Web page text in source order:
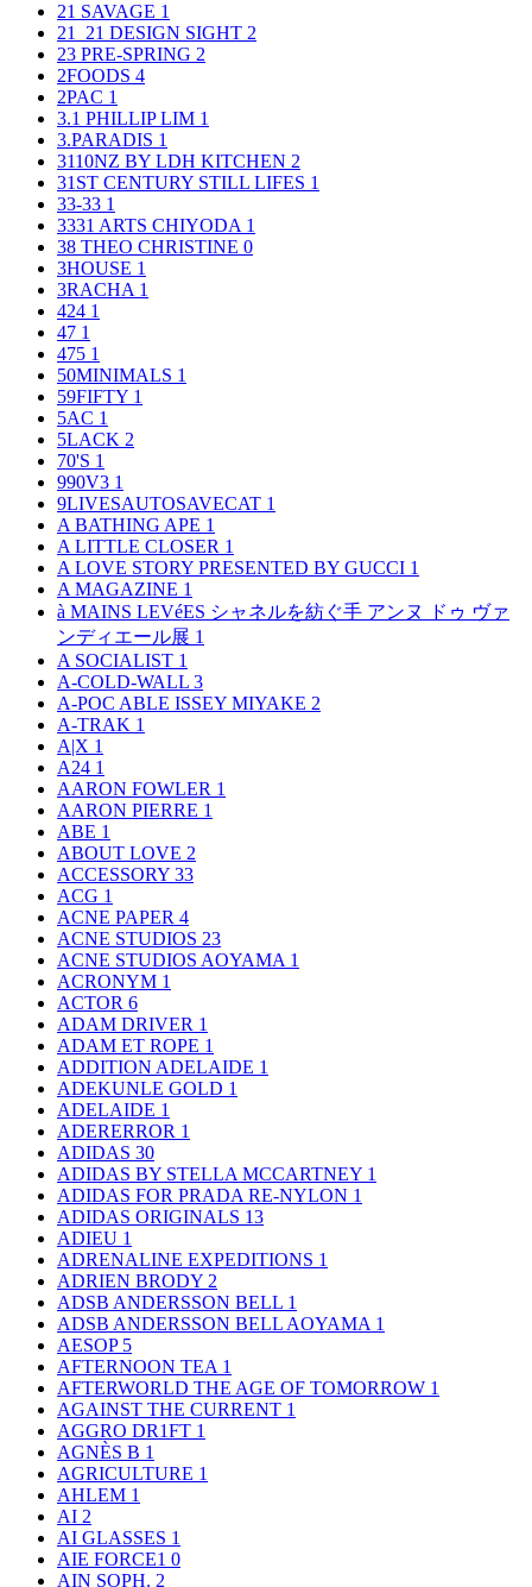
21 SAVAGE 1
21_21 DESIGN SIGHT 2
23 PRE-SPRING 2
2FOODS 4
2PAC 1
3.1 PHILLIP LIM 1
3.PARADIS 1
3110NZ BY LDH KITCHEN 2
31ST CENTURY STILL LIFES 1
33-33 1
3331 ARTS CHIYODA 1
38 THEO CHRISTINE 0
3HOUSE 1
3RACHA 1
424 1
47 1
475 1
50MINIMALS 1
59FIFTY 1
5AC 1
5LACK 2
70'S 1
990V3 1
9LIVESAUTOSAVECAT 1
A BATHING APE 1
A LITTLE CLOSER 1
A LOVE STORY PRESENTED BY GUCCI 1
A MAGAZINE 1
à MAINS LEVéES シャネルを紡ぐ手 アンヌ ドゥ ヴァ
ンディエール展 1
A SOCIALIST 1
A-COLD-WALL 3
A-POC ABLE ISSEY MIYAKE 2
A-TRAK 1
A|X 1
A24 1
AARON FOWLER 1
AARON PIERRE 1
ABE 1
ABOUT LOVE 2
ACCESSORY 33
ACG 1
ACNE PAPER 4
ACNE STUDIOS 23
ACNE STUDIOS AOYAMA 1
ACRONYM 1
ACTOR 6
ADAM DRIVER 1
ADAM ET ROPE 1
ADDITION ADELAIDE 1
ADEKUNLE GOLD 1
ADELAIDE 1
ADERERROR 1
ADIDAS 30
ADIDAS BY STELLA MCCARTNEY 1
ADIDAS FOR PRADA RE-NYLON 1
ADIDAS ORIGINALS 13
ADIEU 1
ADRENALINE EXPEDITIONS 1
ADRIEN BRODY 2
ADSB ANDERSSON BELL 1
ADSB ANDERSSON BELL AOYAMA 1
AESOP 5
AFTERNOON TEA 1
AFTERWORLD THE AGE OF TOMORROW 1
AGAINST THE CURRENT 1
AGGRO DR1FT 1
AGNÈS B 1
AGRICULTURE 1
AHLEM 1
AI 2
AI GLASSES 1
AIE FORCE1 0
AIN SOPH. 2